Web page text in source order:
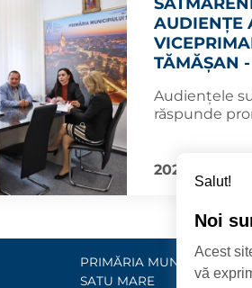
AUDIENȚE
TĂMĂȘAN
Audiențele
răspunde
2026.05.12
PRIMĂRIA MUNICIPIULUI
SATU MARE
Salut!
Noi
Acest
vă